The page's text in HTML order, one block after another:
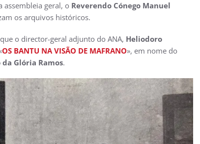
assembleia geral, o Reverendo Cónego Manuel
os arquivos históricos.
o director-geral adjunto do ANA, Heliodoro
OS BANTU NA VISÃO DE MAFRANO», em nome do
da Glória Ramos.